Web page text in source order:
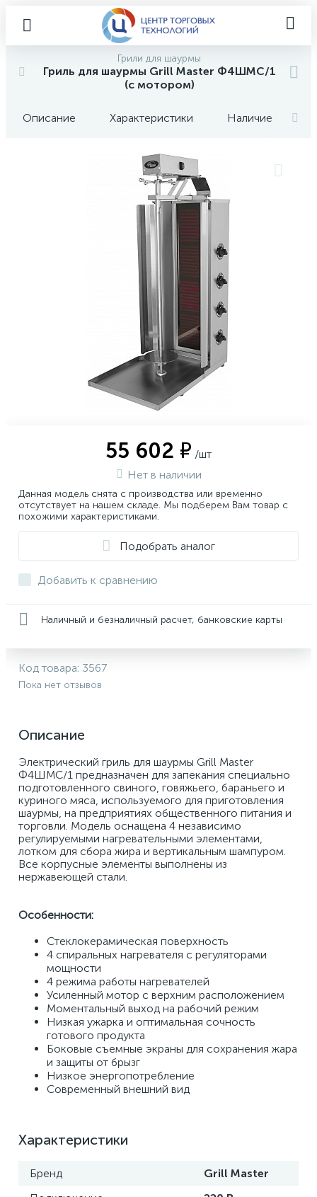
Грили для шаурмы
Гриль для шаурмы Grill Master Ф4ШМС/1
(с мотором)
Описание Характеристики Наличие
55 602 ₽ /шт
Нет в наличии
Данная модель снята с производства или временно
отсутствует на нашем складе. Мы подберем Вам товар с
похожими характеристиками.
Подобрать аналог
Добавить к сравнению
Наличный и безналичный расчет, банковские карты
Код товара: 3567
Пока нет отзывов
Описание
Электрический гриль для шаурмы Grill Master
Ф4ШМС/1 предназначен для запекания специально
подготовленного свиного, говяжьего, бараньего и
куриного мяса, используемого для приготовления
шаурмы, на предприятиях общественного питания и
торговли. Модель оснащена 4 независимо
регулируемыми нагревательными элементами,
лотком для сбора жира и вертикальным шампуром.
Все корпусные элементы выполнены из
нержавеющей стали.
Особенности:
Стеклокерамическая поверхность
4 спиральных нагревателя с регуляторами
мощности
4 режима работы нагревателей
Усиленный мотор с верхним расположением
Моментальный выход на рабочий режим
Низкая ужарка и оптимальная сочность
готового продукта
Боковые съемные экраны для сохранения жара
и защиты от брызг
Низкое энергопотребление
Современный внешний вид
Характеристики
Бренд
Grill Master